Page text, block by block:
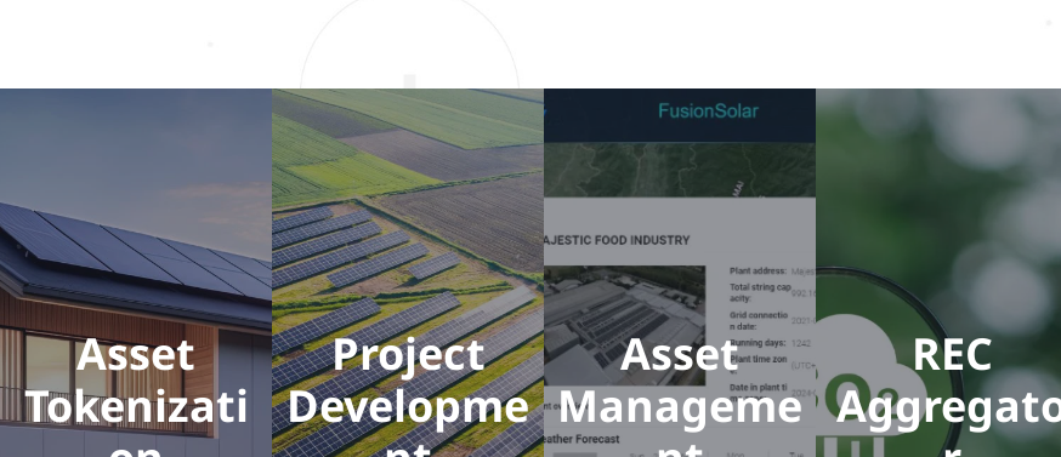
Asset
Tokenizati
เจ้าของ
โครงการโรง
ไฟฟ้าพลังงาน
สะอาด โดยมี
สัญญาการซื้อ
ขายไฟฟ้า (PPA)
บนโลกจริงและ
โลกเสมือน
(Smart
Contract) บน
เทคโนโลยีบล็อก
เชน
(Blockchain)
Project
Developme
nt
เราพัฒนา
สะอาดให้มี
คุณภาพสูงสุด
โดยเริ่มตั้งแต่
ศึกษาความเป็น
ไปได้, ออกแบบ,
ก่อสร้าง, ขอนุ
ญาตโครงการให้
ถูกต้องตาม
Asset
Manageme
Mana
geme
nt
ประสิทธิภาพโรง
ไฟฟ้าพลังงาน
สะอาดด้วยการ
บริหารจัดการ
โดยเริ่มตั้งแต่
การ ปรับปรุง
โรงไฟฟ้า, บำรุง
REC